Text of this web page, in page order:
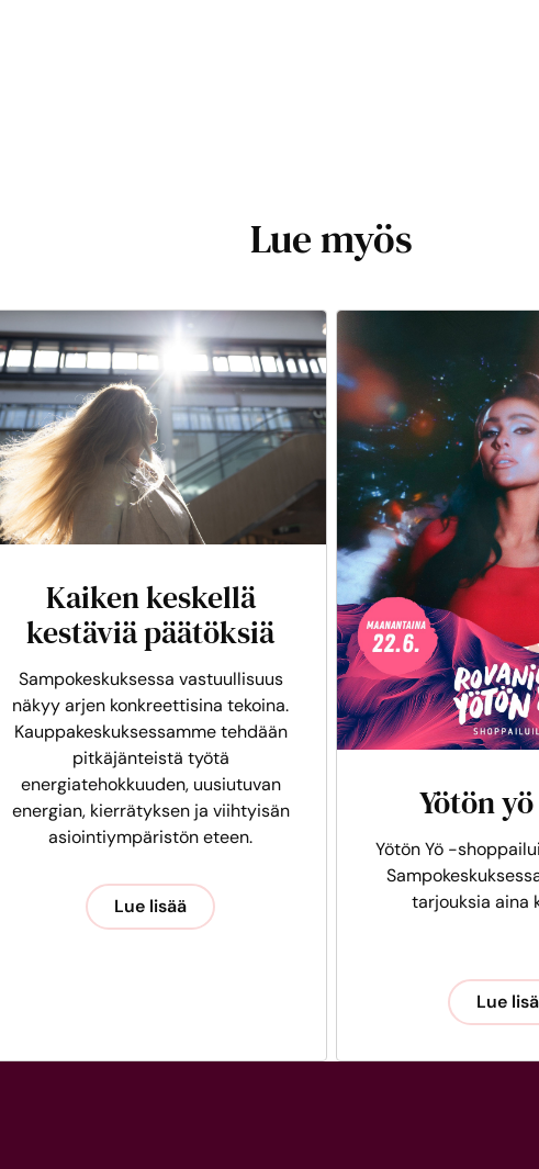
Lue myös
Kaiken keskellä
kestäviä päätöksiä
Sampokeskuksessa vastuullisuus
näkyy arjen konkreettisina tekoina.
Kauppakeskuksessamme tehdään
pitkäjänteistä työtä
energiatehokkuuden, uusiutuvan
energian, kierrätyksen ja viihtyisän
asiointiympäristön eteen.
Lue lisää
Yötön
Yötön Yö -
tarjouksia aina
Lue